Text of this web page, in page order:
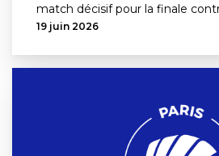
match décisif pour la finale
19 juin 2026